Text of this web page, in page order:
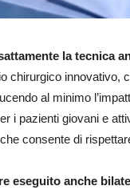
la tecnica
chirurgico innovativo,
al minimo
i pazienti giovani e
consente di
eseguito anche